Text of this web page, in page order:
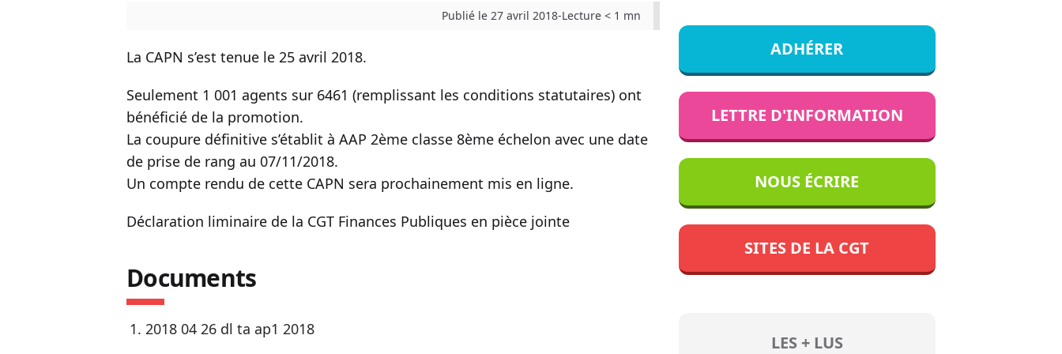
Publié le 27 avril 2018-Lecture < 1 mn
La CAPN s’est tenue le 25 avril 2018.
Seulement 1 001 agents sur 6461 (remplissant les conditions statutaires) ont
bénéficié de la promotion.
La coupure définitive s’établit à AAP 2ème classe 8ème échelon avec une date
de prise de rang au 07/11/2018.
Un compte rendu de cette CAPN sera prochainement mis en ligne.
Déclaration liminaire de la CGT Finances Publiques en pièce jointe
Documents
2018 04 26 dl ta ap1 2018
ADHÉRER
LETTRE D'INFORMATION
NOUS ÉCRIRE
SITES DE LA CGT
LES + LUS